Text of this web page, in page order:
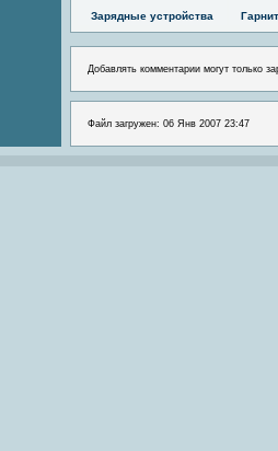
Зарядные устройства
Добавлять комментарии могут только
Файл загружен: 06 Янв 2007 23:47